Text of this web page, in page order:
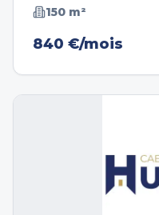
150 m²
840 €/mois